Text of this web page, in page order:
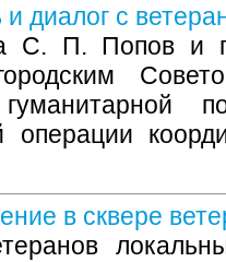
диалог с
С. П. Попов и
операции
в сквере